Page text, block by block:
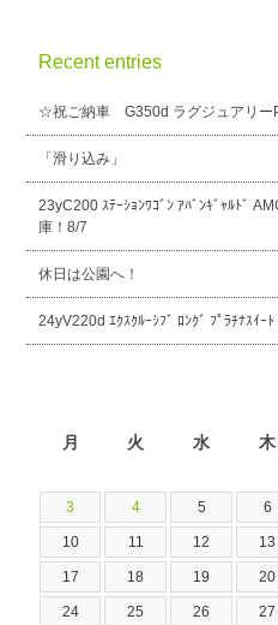
Recent entries
☆祝ご納車 G350d ラグジュアリー
「滑り込み」
23yC200 ｽﾃｰｼｮﾝﾜｺﾞﾝ ｱﾊﾞﾝｷﾞｬﾙﾄﾞ
庫！8/7
休日は公園へ！
24yV220d ｴｸｽｸﾙｰｼﾌﾞ ﾛﾝｸﾞ ﾌﾟﾗﾁﾅｽｲ
月 火 水 木
3 4 5 6
10 11 12 13
17 18 19 20
24 25 26 27